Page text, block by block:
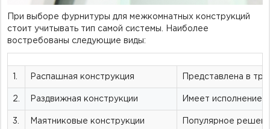
При выборе фурнитуры для межкомнатных конструкций
стоит учитывать тип самой системы. Наиболее
востребованы следующие виды:
Распашная конструкция Представлена в
2. Раздвижная конструкции Имеет исполнение
3. Маятниковые конструкции Популярное